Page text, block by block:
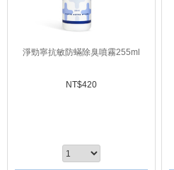
淨勁寧抗敏防蟎除臭噴霧255ml
NT$420